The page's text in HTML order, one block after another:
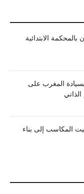
الابتدائية
المغرب على
من تثبيت المكاسب إلى بناء